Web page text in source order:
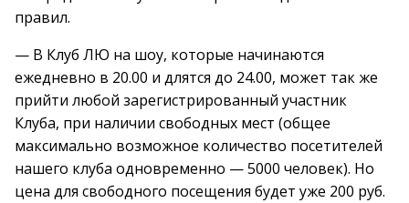
правил.
— В Клуб ЛЮ на шоу, которые начинаются
ежедневно в 20.00 и длятся до 24.00, может так же
прийти любой зарегистрированный участник
Клуба, при наличии свободных мест (общее
максимально возможное количество посетителей
нашего клуба одновременно — 5000 человек). Но
цена для свободного посещения будет уже 200 руб.